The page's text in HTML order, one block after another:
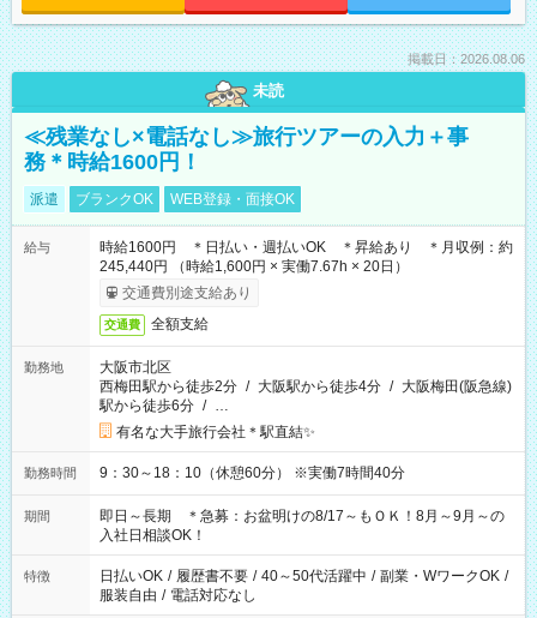
掲載日：2026.08.06
未読
≪残業なし×電話なし≫旅行ツアーの入力＋事
務＊時給1600円！
派遣 ブランクOK WEB登録・面接OK
給与
時給1600円 ＊日払い・週払いOK ＊昇給あり ＊月収例：約
245,440円 （時給1,600円 × 実働7.67h × 20日）
交通費別途支給あり
交通費 全額支給
勤務地
大阪市北区
西梅田駅から徒歩2分 / 大阪駅から徒歩4分 / 大阪梅田(阪急線)
駅から徒歩6分 / …
有名な大手旅行会社＊駅直結✨
勤務時間 9：30～18：10（休憩60分） ※実働7時間40分
期間
即日～長期 ＊急募：お盆明けの8/17～もＯＫ！8月～9月～の
入社日相談OK！
特徴 日払いOK / 履歴書不要 / 40～50代活躍中 / 副業・WワークOK /
服装自由 / 電話対応なし